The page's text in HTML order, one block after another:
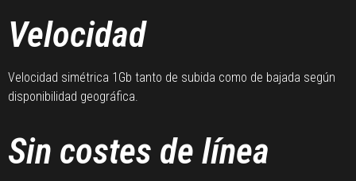
Velocidad
Velocidad simétrica 1Gb tanto de subida como de bajada según
disponibilidad geográfica.
Sin costes de línea